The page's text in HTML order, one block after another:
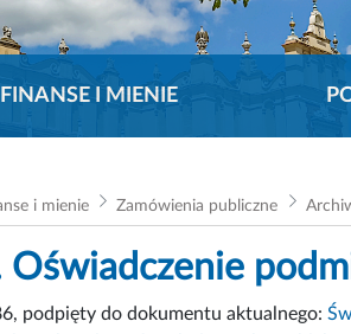
FINANSE I MIENIE
i mienie Zamówienia publiczne
Oświadczenie
podpięty do dokumentu aktualnego: